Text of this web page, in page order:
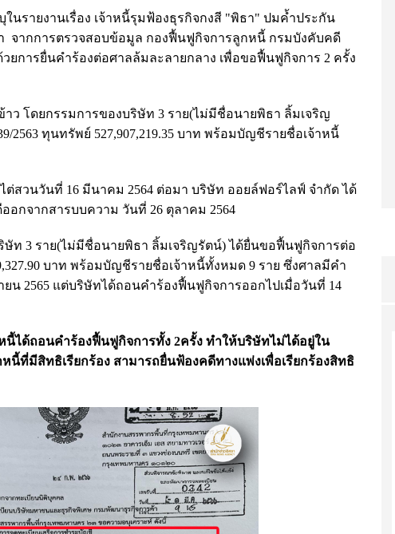
นรายงานเรื่อง เจ้าหนี้รุมฟ้องธุรกิจกงสี "พิธา" ปมค้ำประกัน
จากการตรวจสอบข้อมูล กองฟื้นฟูกิจการลูกหนี้ กรมบังคับคดี
ารยื่นคำร้องต่อศาลล้มละลายกลาง เพื่อขอฟื้นฟูกิจการ 2 ครั้ง
ว โดยกรรมการของบริษัท 3 ราย(ไม่มีชื่อนายพิธา ลิ้มเจริญ
ทุนทรัพย์ 527,907,219.35 บาท พร้อมบัญชีรายชื่อเจ้าหนี้
สวนวันที่ 16 มีนาคม 2564 ต่อมา บริษัท ออยล์ฟอร์ไลฟ์ จำกัด ได้
กจากสารบบความ วันที่ 26 ตุลาคม 2564
ษัท 3 ราย(ไม่มีชื่อนายพิธา ลิ้มเจริญรัตน์) ได้ยื่นขอฟื้นฟูกิจการต่อ
บาท พร้อมบัญชีรายชื่อเจ้าหนี้ทั้งหมด 9 ราย ซึ่งศาลมีคำ
น 2565 แต่บริษัทได้ถอนคำร้องฟื้นฟูกิจการออกไปเมื่อวันที่ 14
ได้ถอนคำร้องฟื้นฟูกิจการทั้ง 2ครั้ง ทำให้บริษัทไม่ได้อยู่ใน
ที่มีสิทธิเรียกร้อง สามารถยื่นฟ้องคดีทางแพ่งเพื่อเรียกร้องสิทธิ